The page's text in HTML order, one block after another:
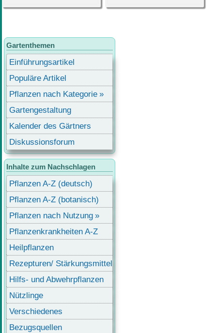
Gartenthemen
Einführungsartikel
Populäre Artikel
Pflanzen nach Kategorie
Gartengestaltung
Kalender des Gärtners
Diskussionsforum
Inhalte zum Nachschlagen
Pflanzen A-Z (deutsch)
Pflanzen A-Z (botanisch)
Pflanzen nach Nutzung
Pflanzenkrankheiten A-Z
Heilpflanzen
Rezepturen/ Stärkungsmittel
Hilfs- und Abwehrpflanzen
Nützlinge
Verschiedenes
Bezugsquellen